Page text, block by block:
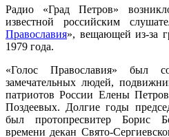
Радио «Град Петров»
известной российским
Православия», вещающей из-за
1979 года.
«Голос Православия» был
замечательных людей,
патриотов России Елены
Поздеевых. Долгие годы
был протопресвитер Борис
времени декан Свято-